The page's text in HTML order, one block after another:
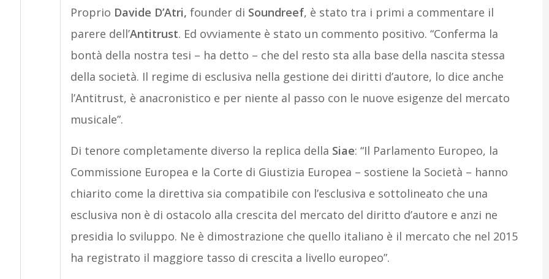
Proprio Davide D’Atri, founder di Soundreef, è stato tra i primi a commentare il
parere dell’Antitrust. Ed ovviamente è stato un commento positivo. “Conferma la
bontà della nostra tesi – ha detto – che del resto sta alla base della nascita stessa
della società. Il regime di esclusiva nella gestione dei diritti d’autore, lo dice anche
l’Antitrust, è anacronistico e per niente al passo con le nuove esigenze del mercato
musicale”.
Di tenore completamente diverso la replica della Siae: “Il Parlamento Europeo, la
Commissione Europea e la Corte di Giustizia Europea – sostiene la Società – hanno
chiarito come la direttiva sia compatibile con l’esclusiva e sottolineato che una
esclusiva non è di ostacolo alla crescita del mercato del diritto d’autore e anzi ne
presidia lo sviluppo. Ne è dimostrazione che quello italiano è il mercato che nel 2015
ha registrato il maggiore tasso di crescita a livello europeo”.